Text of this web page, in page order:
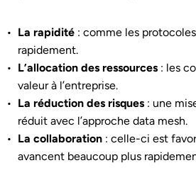
La rapidité: comme les protocoles
rapidement.
L’allocation des ressources: les
valeur à l’entreprise.
La réduction des risques: une
réduit avec l’approche data mesh.
La collaboration: celle-ci est
avancent beaucoup plus